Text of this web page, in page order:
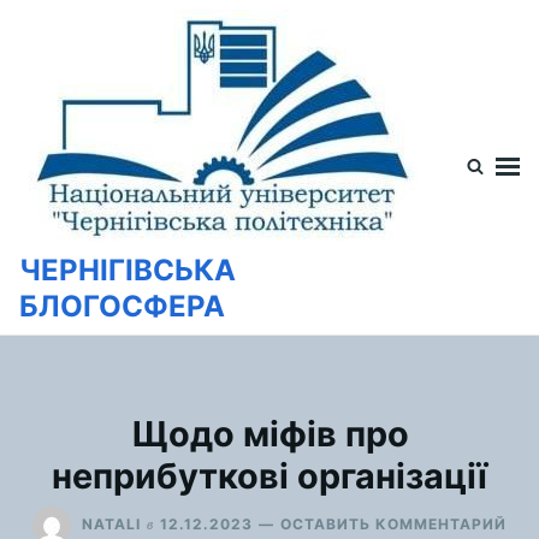
содержимому
ЧЕРНІГІВСЬКА
БЛОГОСФЕРА
Щодо міфів про
неприбуткові організації
NATALI в 12.12.2023 ОСТАВИТЬ КОММЕНТАРИЙ